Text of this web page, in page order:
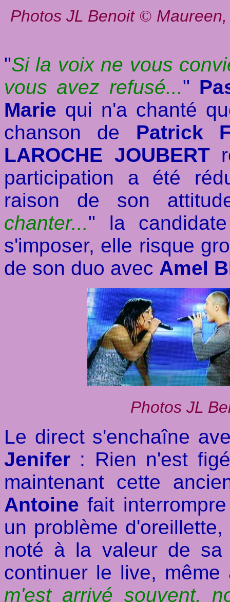
Photos JL Benoit ©
"Si la voix ne vous
vous avez refusé..."
Marie qui n'a chanté
chanson de Patrick
LAROCHE JOUBERT
participation a été
raison de son
chanter..." la
s'imposer, elle risque
de son duo avec Amel
Photos JL
Le direct s'enchaîne
Jenifer : Rien n'est
maintenant cette
Antoine fait
un problème
noté à la valeur de sa
continuer le live,
m'est arrivé souvent,